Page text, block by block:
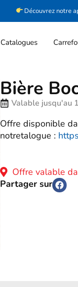
Découvrez notre
Catalogues
Bière
Valable jusqu'au
Offre disponible
notretalogue :
Offre valable
Partager sur